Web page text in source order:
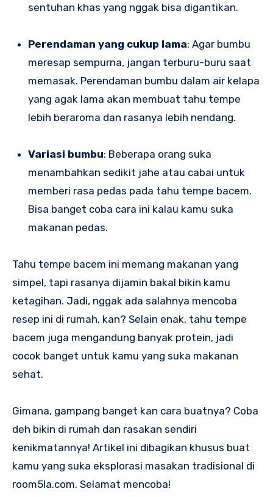
sentuhan khas yang nggak bisa digantikan.
Perendaman yang cukup lama: Agar bumbu
meresap sempurna, jangan terburu-buru saat
memasak. Perendaman bumbu dalam air kelapa
yang agak lama akan membuat tahu tempe
lebih beraroma dan rasanya lebih nendang.
Variasi bumbu: Beberapa orang suka
menambahkan sedikit jahe atau cabai untuk
memberi rasa pedas pada tahu tempe bacem.
Bisa banget coba cara ini kalau kamu suka
makanan pedas.
Tahu tempe bacem ini memang makanan yang
simpel, tapi rasanya dijamin bakal bikin kamu
ketagihan. Jadi, nggak ada salahnya mencoba
resep ini di rumah, kan? Selain enak, tahu tempe
bacem juga mengandung banyak protein, jadi
cocok banget untuk kamu yang suka makanan
sehat.
Gimana, gampang banget kan cara buatnya? Coba
deh bikin di rumah dan rasakan sendiri
kenikmatannya! Artikel ini dibagikan khusus buat
kamu yang suka eksplorasi masakan tradisional di
room5la.com. Selamat mencoba!